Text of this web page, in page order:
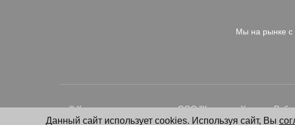
Мы на рынке с
© Климатическая компания ООО "Контроль Холода.
Данный сайт использует cookies. Используя сайт, Вы